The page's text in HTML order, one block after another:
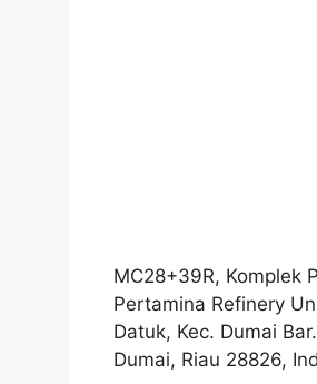
MC28+39R, Komplek
Pertamina Refinery
Datuk, Kec. Dumai
Dumai, Riau 28826,